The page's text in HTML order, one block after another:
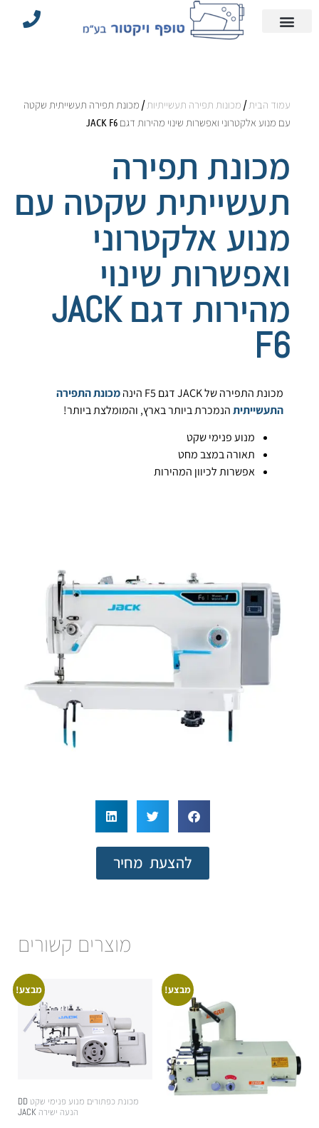
עמוד הבית/ מכונות תפירה תעשייתיות/ מכונת תפירה תעשייתית שקטה
עם מנוע אלקטרוני ואפשרות שינוי מהירות דגם JACK F6
מכונת תפירה
תעשייתית שקטה עם
מנוע אלקטרוני
ואפשרות שינוי
מהירות דגם JACK
F6
מכונת התפירה של JACK דגם F5 הינה
מכונת התפירה
התעשייתיתהנמכרת ביותר בארץ, והמומלצת ביותר!
מנוע פנימי שקט
תאורה במצב מחט
אפשרות לכיוון המהירות
להצעת מחיר
מוצרים קשורים
מבצע! מבצע!
מכונת כפתורים מנוע פנימי שקט DD
הנעה ישירה JACK